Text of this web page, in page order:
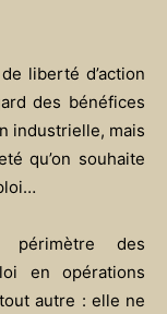
liberté d’action
des bénéfices
industrielle, mais
qu’on souhaite
périmètre des
en opérations
autre : elle ne